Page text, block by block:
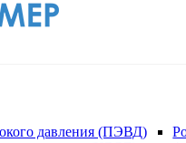
давления (ПЭВД)